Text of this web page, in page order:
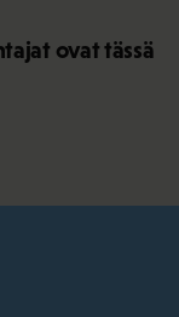
ovat tässä